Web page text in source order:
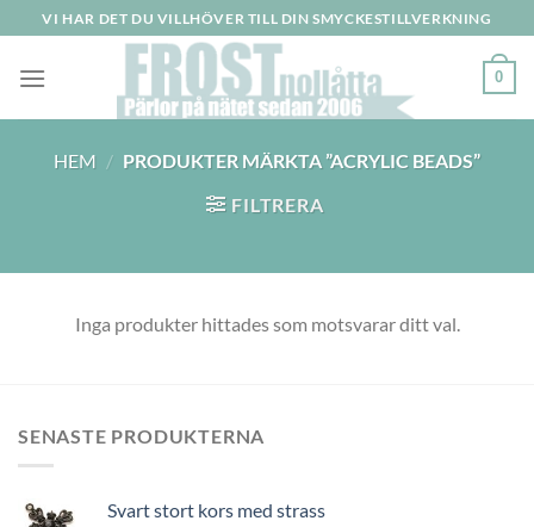
to
content
VI HAR DET DU VILLHÖVER TILL DIN SMYCKESTILLVERKNING
0
HEM / PRODUKTER MÄRKTA ”ACRYLIC BEADS”
FILTRERA
Inga produkter hittades som motsvarar ditt val.
SENASTE PRODUKTERNA
Svart stort kors med strass